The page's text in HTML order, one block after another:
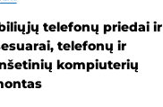
telefonų priedai ir
telefonų ir
kompiuterių